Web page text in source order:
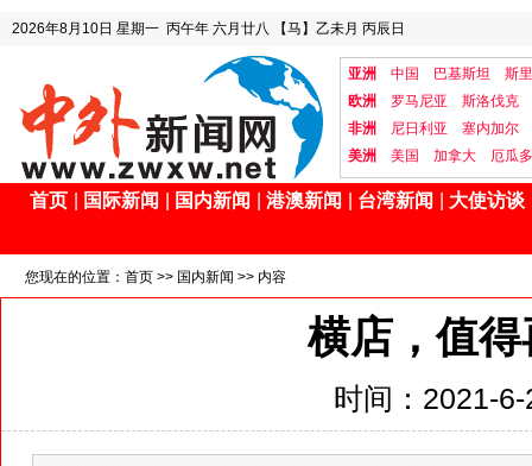
2026年8月10日 星期一 丙午年 六月廿八 【马】乙未月 丙辰日
亚洲 中国 巴基斯坦
斯
欧洲
罗马尼亚
斯洛伐克
非洲
尼日利亚
塞内加尔
美洲
美国 加拿大 厄瓜
首页 国际新闻 国内新闻 港澳新闻 台湾新闻 大使访谈
您现在的位置： 首页 >> 国内新闻 >> 内容
横店，值
时间：2021-